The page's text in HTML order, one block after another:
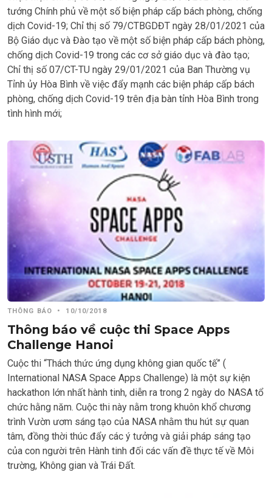
tướng Chính phủ về một số biện pháp cấp bách phòng, chống
dịch Covid-19; Chỉ thị số 79/CTBGDĐT ngày 28/01/2021 của
Bộ Giáo dục và Đào tạo về một số biện pháp cấp bách phòng,
chống dịch Covid-19 trong các cơ sở giáo dục và đào tạo;
Chỉ thị số 07/CT-TU ngày 29/01/2021 của Ban Thường vụ
Tỉnh ủy Hòa Bình về việc đẩy mạnh các biện pháp cấp bách
phòng, chống dịch Covid-19 trên địa bàn tỉnh Hòa Bình trong
tình hình mới;
THÔNG BÁO • 10/10/2018
Thông báo về cuộc thi Space Apps
Challenge Hanoi
Cuộc thi “Thách thức ứng dụng không gian quốc tế” (
International NASA Space Apps Challenge) là một sự kiện
hackathon lớn nhất hành tinh, diễn ra trong 2 ngày do NASA tổ
chức hằng năm. Cuộc thi này nằm trong khuôn khổ chương
trình Vườn ươm sáng tạo của NASA nhằm thu hút sự quan
tâm, đồng thời thúc đẩy các ý tưởng và giải pháp sáng tạo
của con người trên Hành tinh đối các vấn đề thực tế về Môi
trường, Không gian và Trái Đất.